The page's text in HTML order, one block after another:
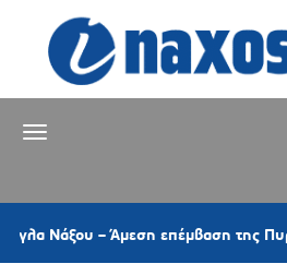
– Άμεση επέμβαση της